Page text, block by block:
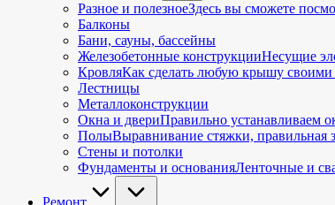
Разное и полезноеЗдесь вы сможете
Балконы
Бани, сауны, бассейны
Железобетонные конструкцииНесущие
КровляКак сделать любую крышу своими
Лестницы
Металлоконструкции
Окна и двериПравильно устанавливаем
ПолыВыравнивание стяжки, правильная
Стены и потолки
Фундаменты и основанияЛенточные и
Ремонт